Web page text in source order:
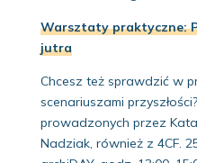
Warsztaty praktyczne:
jutra
Chcesz też sprawdzić w
scenariuszami
prowadzonych przez
Nadziak, również z 4CF.